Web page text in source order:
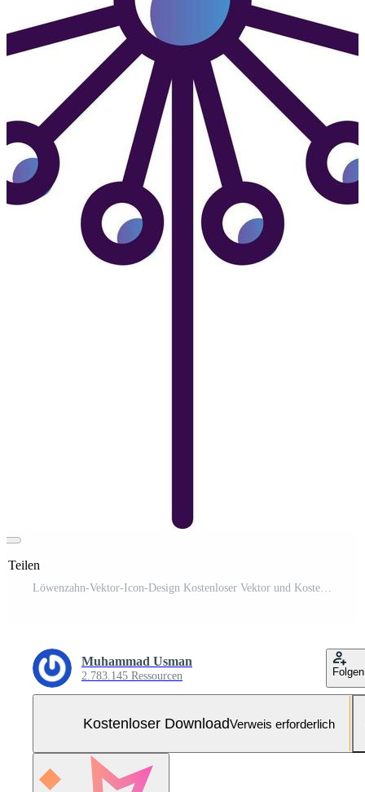
Teilen
Löwenzahn-Vektor-Icon-Design Kostenloser Vektor und Kostenloses SVG
Muhammad Usman
2.783.145 Ressourcen Folgen
Kostenloser DownloadVerweis erforderlich